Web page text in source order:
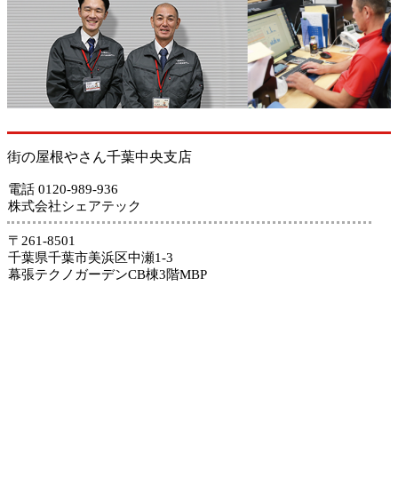
街の屋根やさん千葉中央支店
電話 0120-989-936
株式会社シェアテック
〒261-8501
千葉県千葉市美浜区中瀬1-3
幕張テクノガーデンCB棟3階MBP